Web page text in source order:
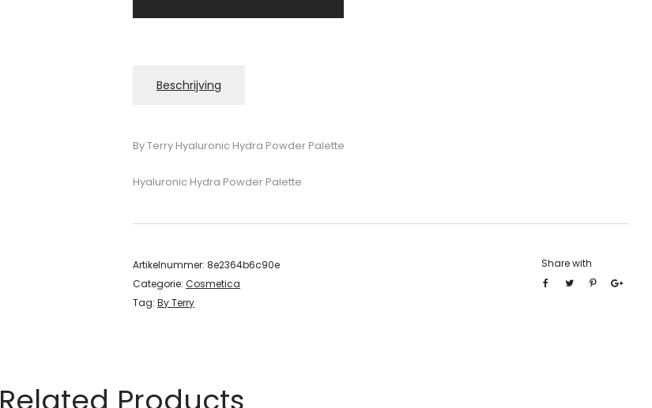
Beschrijving
By Terry Hyaluronic Hydra Powder Palette
Hyaluronic Hydra Powder Palette
Artikelnummer: 8e2364b6c90e
Categorie: Cosmetica
Tag: By Terry
Share with